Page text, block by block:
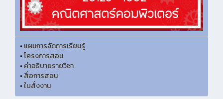
• แผนการจัดการเรียนรู้
•โครงการสอน
• คำอธิบายรายวิชา
• สื่อการสอน
•ใบสั่งงาน